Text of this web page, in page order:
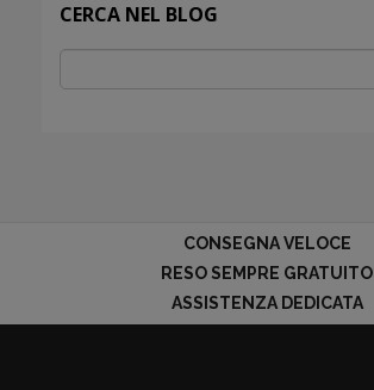
CERCA NEL BLOG
CONSEGNA VELOCE
RESO SEMPRE GRATUITO
ASSISTENZA DEDICATA